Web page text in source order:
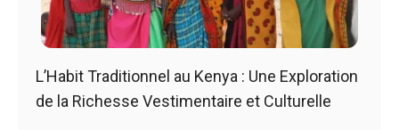
L’Habit Traditionnel au Kenya : Une Exploration
de la Richesse Vestimentaire et Culturelle